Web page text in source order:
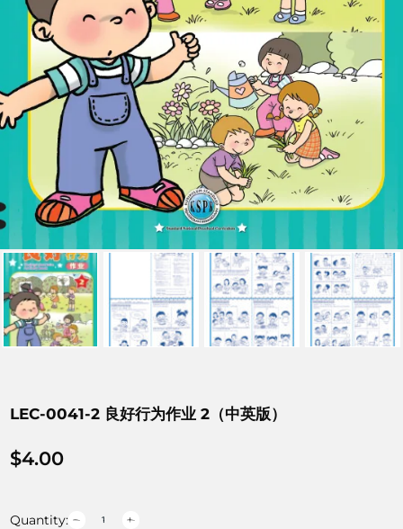
LEC-0041-2 良好行为作业 2（中英版）
$4.00
Quantity: